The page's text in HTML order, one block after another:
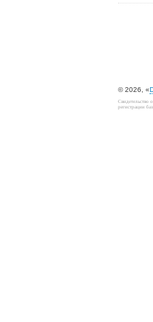
© 2026, «
Свидетельство
регистрации